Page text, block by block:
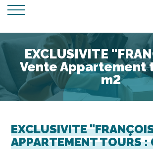
EXCLUSIVITE
Vente Appartement
m2
EXCLUSIVITE
APPARTEMENT TOURS :